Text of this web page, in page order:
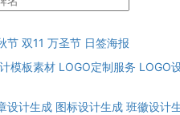
节 双11 万圣节 日签海报
模板素材 LOGO定制服务 LOGO
设计生成 图标设计生成 班徽设计